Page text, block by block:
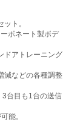
ト。
ボネート製ボデ
ドアトレーニング
減などの各種調整
3台目も1台の送信
能。